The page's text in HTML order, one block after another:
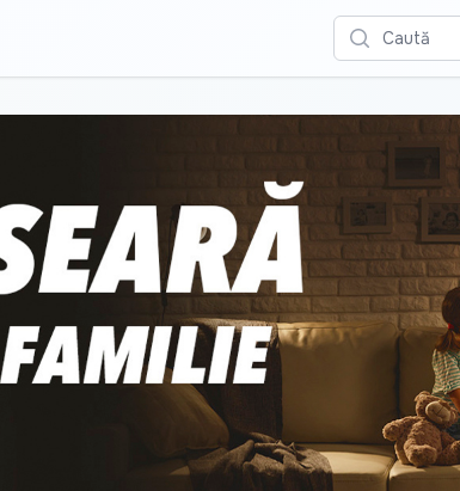
Caută